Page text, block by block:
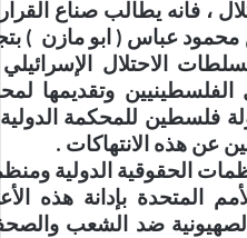
، فانه يطالب صناع
محمود عباس ( ابو مازن )
الاحتلال
الفلسطينيين وتقديمها
فلسطين للمحكمة
الحقوقية الدولية
المتحدة بإدانة هذه
الصهيونية ضد الشعب